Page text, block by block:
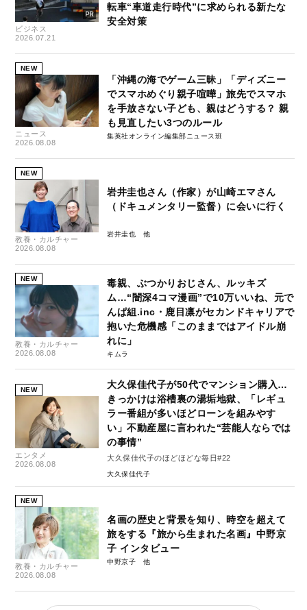
ビジネス
2026.07.21
転車“車道走行時代”に求められる新たな
安全対策
NEW
ニュース
2026.08.08
「沖縄の海でゲーム三昧」「ディズニー
でスマホめぐり親子喧嘩」旅先でスマホ
を手放さない子ども、親はどうする？ 親
も見直したい3つのルール
集英社オンライン編集部ニュース班
NEW
教養・カルチャー
2026.08.08
岩井圭也さん（作家）が山崎エマさん
（ドキュメンタリー監督）に会いに行く
岩井圭也
NEW
教養・カルチャー
2026.08.08
毒親、ぶつかりおじさん、ルッキズ
ム…“闇深4コマ漫画”で10万いいね、元で
んぱ組.inc・鹿目凛がセカンドキャリアで
抱いた危機感「このままではアイドル崩
れに」
キムラ
NEW
エンタメ
2026.08.08
大久保佳代子が50代でマンション購入…
きっかけは浴槽裏の湯垢地獄、「レギュ
ラー番組が多いほどローンを組みやす
い」不動産屋に言われた“芸能人ならでは
の事情”
大久保佳代子のほどほどな毎日#22
大久保佳代子
NEW
教養・カルチャー
2026.08.08
名画の歴史と背景を知り、時空を超えて
旅をする『旅から生まれた名画』中野京
子 インタビュー
中野京子